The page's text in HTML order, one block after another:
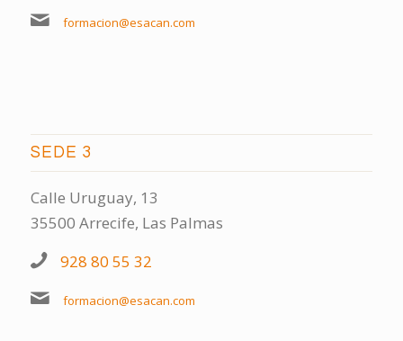
formacion@esacan.com
SEDE 3
Calle Uruguay, 13
35500 Arrecife, Las Palmas
928 80 55 32
formacion@esacan.com